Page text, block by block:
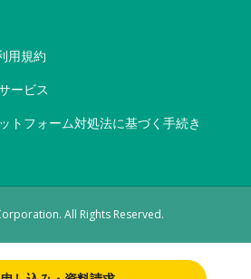
用規約
ービス
トフォーム対処法に基づく手続き
All Rights Reserved.